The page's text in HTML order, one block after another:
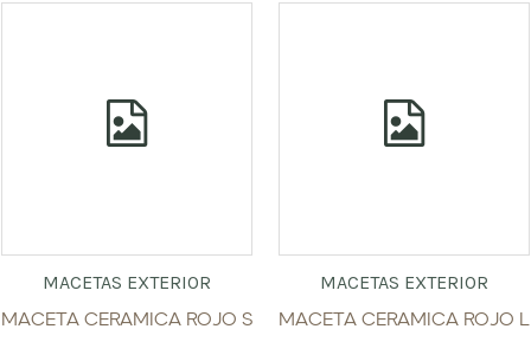
MACETAS EXTERIOR
MACETA CERAMICA ROJO S
MACETAS EXTERIOR
MACETA CERAMICA ROJO L